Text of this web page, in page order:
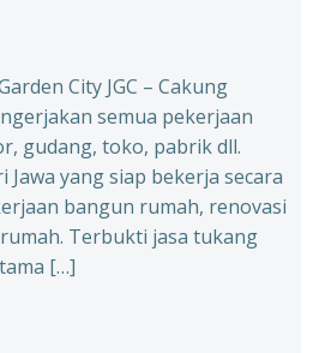
City JGC – Cakung
semua pekerjaan
gudang, toko, pabrik dll.
yang siap bekerja secara
bangun rumah, renovasi
Terbukti jasa tukang
[…]